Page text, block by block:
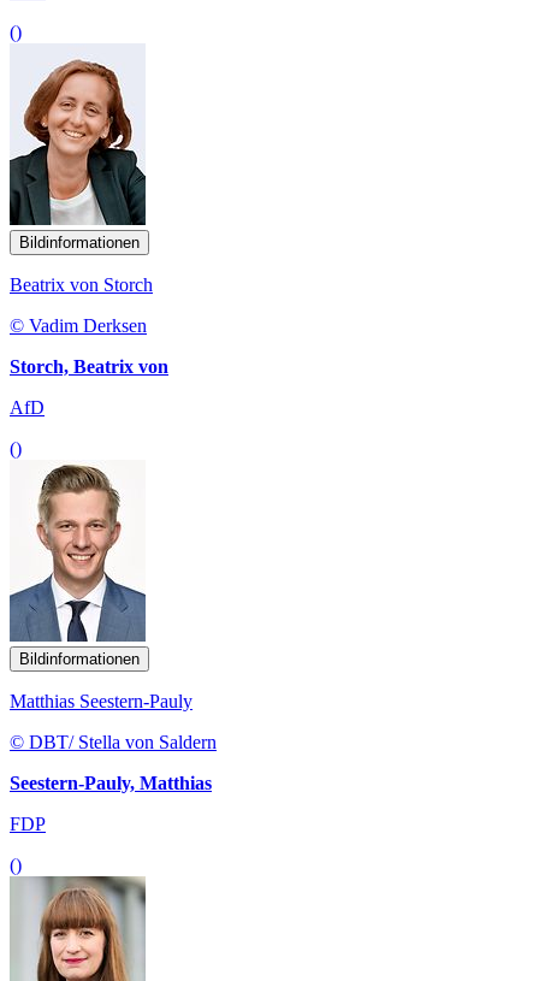
()
Bildinformationen
Beatrix von Storch
© Vadim Derksen
Storch, Beatrix von
AfD
()
Bildinformationen
Matthias Seestern-Pauly
© DBT/ Stella von Saldern
Seestern-Pauly, Matthias
FDP
()